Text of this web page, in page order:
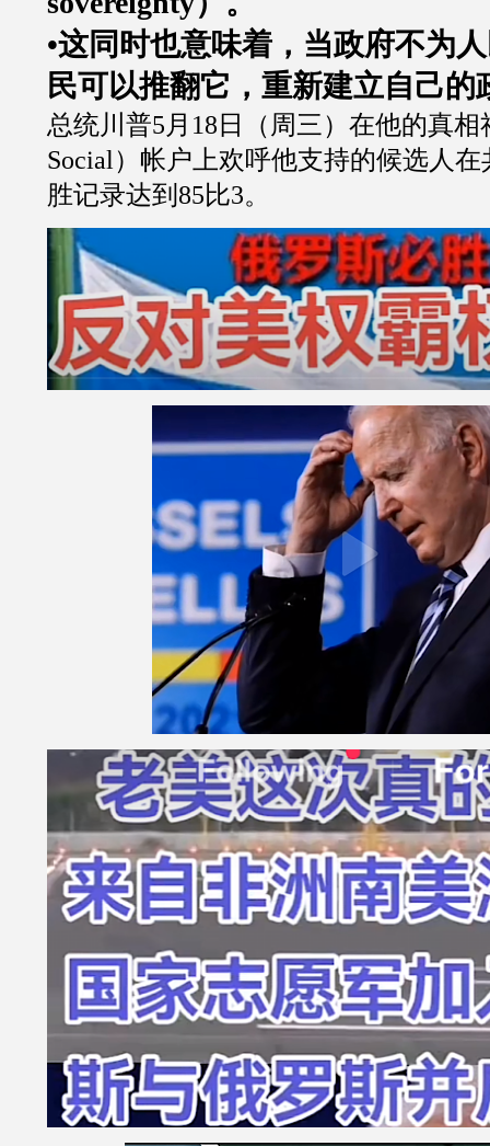
•这同时也意味着，当政府不为
民可以推翻它，重新建立自己的
总统川普5 月 18 日（周三）在他的真
Social）帐户上欢呼他支持的候选人
胜记录达到 85比3。